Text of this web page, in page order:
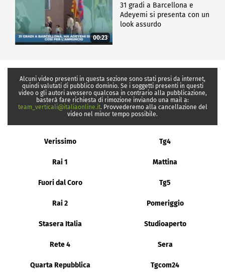
00:23
31 gradi a Barcellona e
Adeyemi si presenta con un
look assurdo
Alcuni video presenti in questa sezione sono stati presi da internet,
quindi valutati di pubblico dominio. Se i soggetti presenti in questi
video o gli autori avessero qualcosa in contrario alla pubblicazione,
basterà fare richiesta di rimozione inviando una mail a:
team_verticali@italiaonline.it. Provvederemo alla cancellazione del
video nel minor tempo possibile.
Verissimo Tg4
Rai 1 Mattina
Fuori dal Coro Tg5
Rai 2 Pomeriggio
Stasera Italia Studioaperto
Rete 4 Sera
Quarta Repubblica Tgcom24